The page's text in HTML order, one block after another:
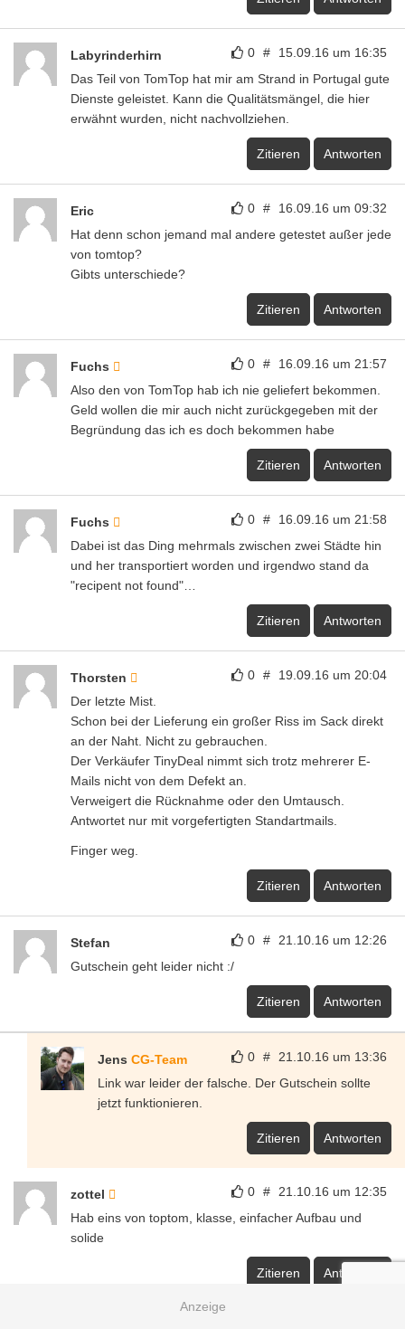
0 # 15.09.16 um 16:35
Labyrinderhirn
Das Teil von TomTop hat mir am Strand in Portugal gute
Dienste geleistet. Kann die Qualitätsmängel, die hier
erwähnt wurden, nicht nachvollziehen.
Zitieren Antworten
0 # 16.09.16 um 09:32
Eric
Hat denn schon jemand mal andere getestet außer jede
von tomtop?
Gibts unterschiede?
Zitieren Antworten
0 # 16.09.16 um 21:57
Fuchs
Also den von TomTop hab ich nie geliefert bekommen.
Geld wollen die mir auch nicht zurückgegeben mit der
Begründung das ich es doch bekommen habe
Zitieren Antworten
0 # 16.09.16 um 21:58
Fuchs
Dabei ist das Ding mehrmals zwischen zwei Städte hin
und her transportiert worden und irgendwo stand da
"recipent not found"…
Zitieren Antworten
0 # 19.09.16 um 20:04
Thorsten
Der letzte Mist.
Schon bei der Lieferung ein großer Riss im Sack direkt
an der Naht. Nicht zu gebrauchen.
Der Verkäufer TinyDeal nimmt sich trotz mehrerer E-
Mails nicht von dem Defekt an.
Verweigert die Rücknahme oder den Umtausch.
Antwortet nur mit vorgefertigten Standartmails.
Finger weg.
Zitieren Antworten
0 # 21.10.16 um 12:26
Stefan
Gutschein geht leider nicht :/
Zitieren Antworten
0 # 21.10.16 um 13:36
Jens CG-Team
Link war leider der falsche. Der Gutschein sollte
jetzt funktionieren.
Zitieren Antworten
0 # 21.10.16 um 12:35
zottel
Hab eins von toptom, klasse, einfacher Aufbau und
solide
Zitieren Antworten